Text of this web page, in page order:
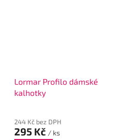
Lormar Profilo dámské
kalhotky
244 Kč bez DPH
295 Kč / ks